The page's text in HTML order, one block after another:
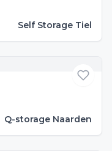
Self Storage Tiel
Q-storage Naarden